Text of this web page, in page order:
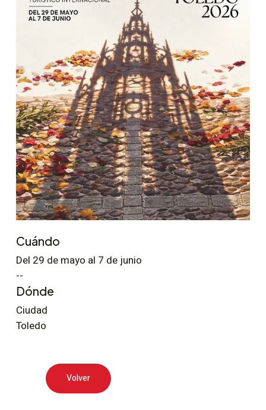
Cuándo
Del 29 de mayo al 7 de junio
--
Dónde
Ciudad
Toledo
Volver